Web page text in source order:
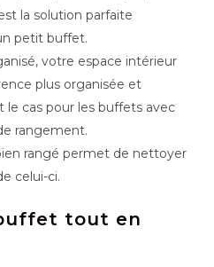
la solution parfaite
petit buffet.
votre espace intérieur
plus organisée et
le cas pour les buffets avec
rangement.
rangé permet de nettoyer
celui-ci.
tout en